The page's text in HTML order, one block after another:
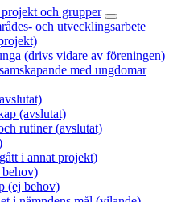
och grupper
och utvecklingsarbete
(drivs vidare av föreningen)
med ungdomar
(avslutat)
rutiner (avslutat)
i annat projekt)
(ej behov)